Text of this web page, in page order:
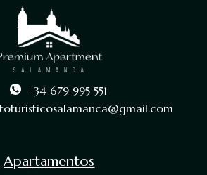
+34 679 995 551
Apartamentos